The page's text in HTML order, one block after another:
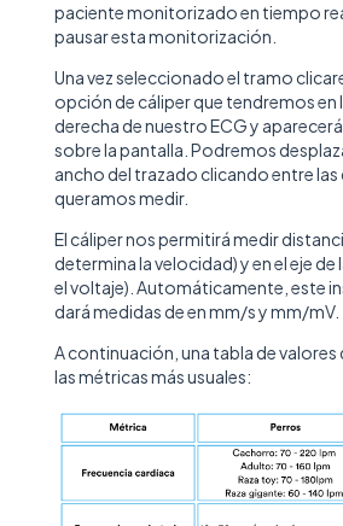
paciente monitorizado en tiempo
pausar esta monitorización.
Una vezseleccionado el tramo
opción de cáliper que tendremos en
derecha de nuestro ECG y
sobre la pantalla. Podremos
ancho del trazado clicando entre las
queramos medir.
El cáliper nos permitirá medir
determina la velocidad) y en el eje de
el voltaje). Automáticamente, este
dará medidas de en mm/s y mm/mV.
A continuación, una tabla de valores
las métricas más usuales: